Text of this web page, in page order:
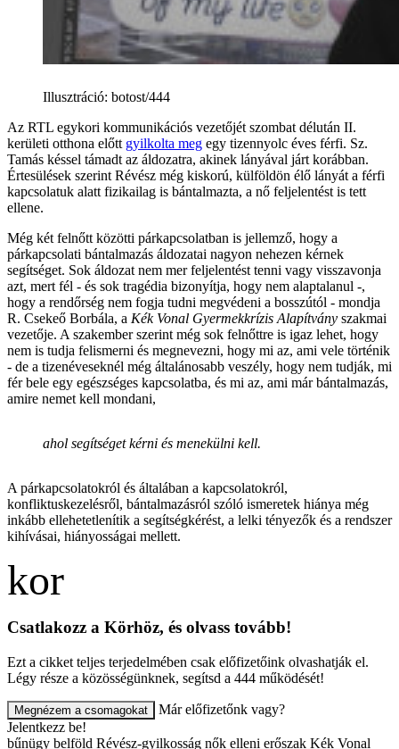
Illusztráció: botost/444
Az RTL egykori kommunikációs vezetőjét szombat délután II.
kerületi otthona előtt gyilkolta meg egy tizennyolc éves férfi. Sz.
Tamás késsel támadt az áldozatra, akinek lányával járt korábban.
Értesülések szerint Révész még kiskorú, külföldön élő lányát a férfi
kapcsolatuk alatt fizikailag is bántalmazta, a nő feljelentést is tett
ellene.
Még két felnőtt közötti párkapcsolatban is jellemző, hogy a
párkapcsolati bántalmazás áldozatai nagyon nehezen kérnek
segítséget. Sok áldozat nem mer feljelentést tenni vagy visszavonja
azt, mert fél - és sok tragédia bizonyítja, hogy nem alaptalanul -,
hogy a rendőrség nem fogja tudni megvédeni a bosszútól - mondja
R. Csekeő Borbála, a Kék Vonal Gyermekkrízis Alapítvány szakmai
vezetője. A szakember szerint még sok felnőttre is igaz lehet, hogy
nem is tudja felismerni és megnevezni, hogy mi az, ami vele történik
- de a tizenéveseknél még általánosabb veszély, hogy nem tudják, mi
fér bele egy egészséges kapcsolatba, és mi az, ami már bántalmazás,
amire nemet kell mondani,
ahol segítséget kérni és menekülni kell.
A párkapcsolatokról és általában a kapcsolatokról,
konfliktuskezelésről, bántalmazásról szóló ismeretek hiánya még
inkább ellehetetlenítik a segítségkérést, a lelki tényezők és a rendszer
kihívásai, hiányosságai mellett.
Csatlakozz a Körhöz, és olvass tovább!
Ezt a cikket teljes terjedelmében csak előfizetőink olvashatják el.
Légy része a közösségünknek, segítsd a 444 működését!
Megnézem a csomagokat
Már előfizetőnk vagy?
Jelentkezz be!
bűnügy belföld Révész-gyilkosság nők elleni erőszak Kék Vonal